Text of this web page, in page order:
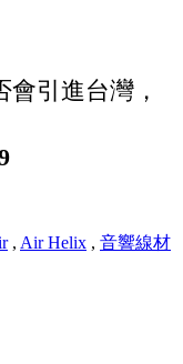
引進台灣，
, Air Helix , 音響線材